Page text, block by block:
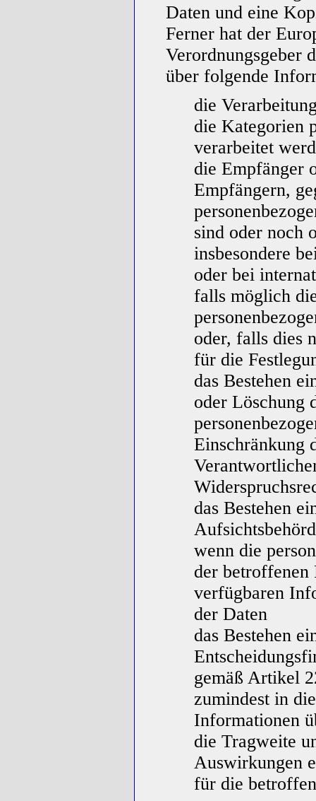
Daten und eine
Ferner hat der
Verordnungsgeber
über folgende
die
die Kategorien
verarbeitet
die Empfänger
Empfängern,
sind oder noch
insbesondere
oder bei
falls möglich
oder, falls dies
für die
das Bestehen
oder Löschung
Einschränkung
das Bestehen
wenn die
der betroffenen
verfügbaren
der Daten
das Bestehen
gemäß Artikel
zumindest in
Informationen
die Tragweite
Auswirkungen
für die